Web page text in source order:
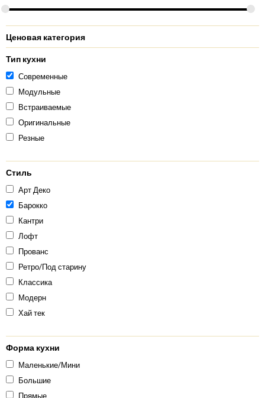
Ценовая категория
Тип кухни
Современные
Модульные
Встраиваемые
Оригинальные
Резные
Стиль
Арт Деко
Барокко
Кантри
Лофт
Прованс
Ретро/Под старину
Классика
Модерн
Хай тек
Форма кухни
Маленькие/Мини
Большие
Прямые